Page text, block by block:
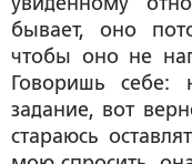
бывает, оно
чтобы оно не
Говоришь себе:
задание, вот
стараюсь